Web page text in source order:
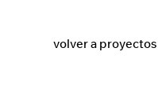
volver a